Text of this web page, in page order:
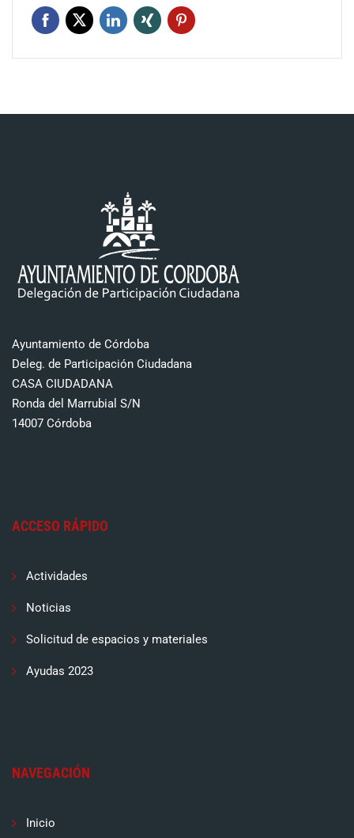
Ayuntamiento de Córdoba
Deleg. de Participación Ciudadana
CASA CIUDADANA
Ronda del Marrubial S/N
14007 Córdoba
ACCESO RÁPIDO
Actividades
Noticias
Solicitud de espacios y materiales
Ayudas 2023
NAVEGACIÓN
Inicio